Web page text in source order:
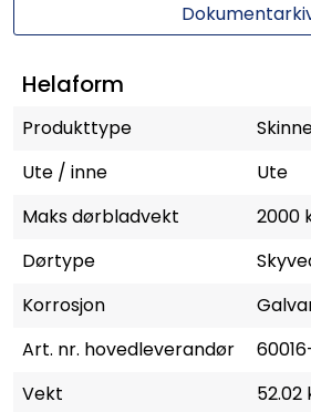
Helaform
Produkttype
Ute / inne
Ute
Maks dørbladvekt
2000
Dørtype
Korrosjon
Art. nr. hovedleverandør
Vekt
52.02